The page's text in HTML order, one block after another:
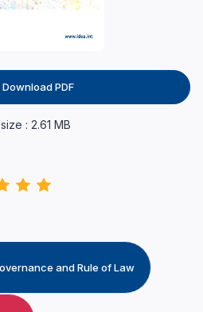
Download PDF
: 2.61 MB
and Rule of Law